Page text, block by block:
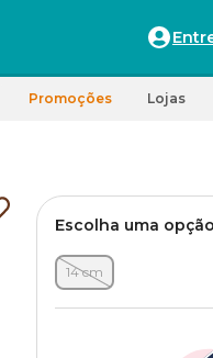
Promoções Lojas
Escolha uma
14 cm